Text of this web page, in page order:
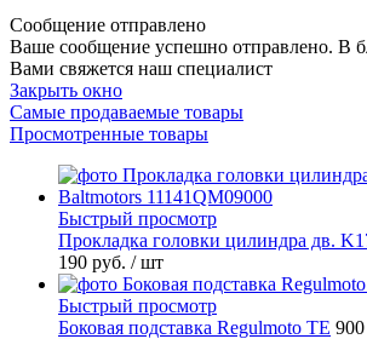
Сообщение отправлено
Ваше сообщение успешно отправлено. В
Вами свяжется наш специалист
Закрыть окно
Самые продаваемые товары
Просмотренные товары
Быстрый просмотр
Прокладка головки цилиндра дв.
190 руб. / шт
Быстрый просмотр
Боковая подставка Regulmoto TE